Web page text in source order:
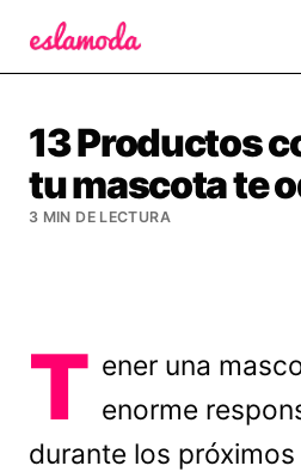
13 Productos
tu mascota te
3 MIN DE LECTURA
T ener una
enorme
durante los próximos